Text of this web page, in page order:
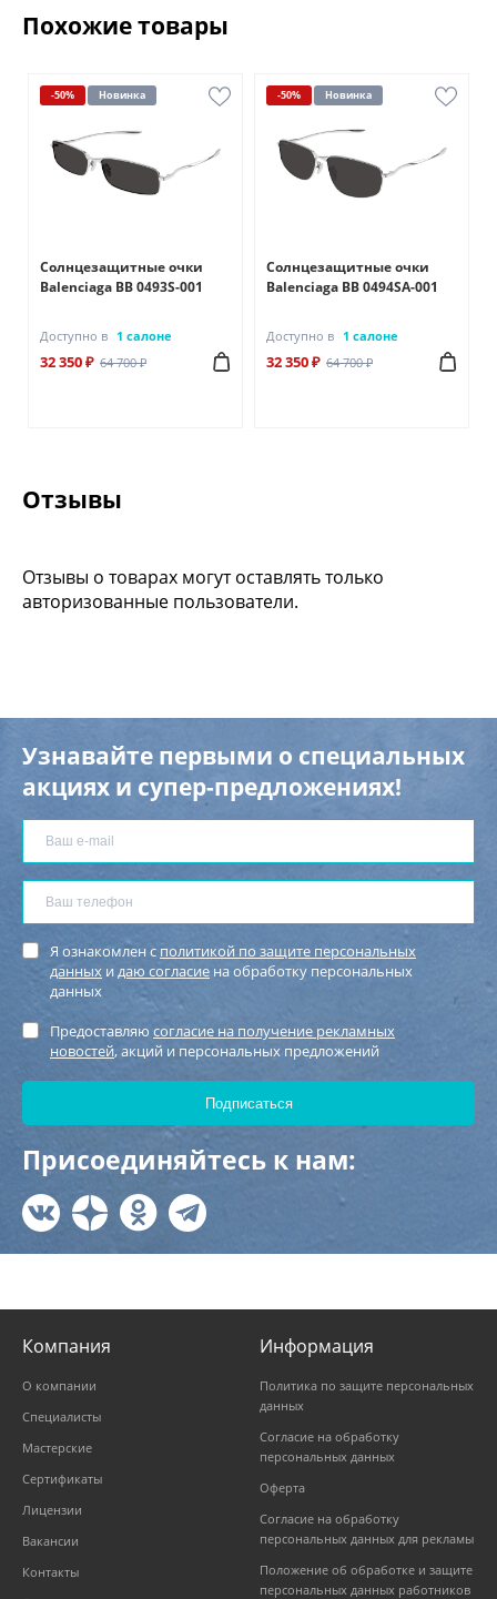
Похожие товары
-50% Новинка
Солнцезащитные очки
Balenciaga BB 0493S-001
Доступно в 1 салоне
32 350 ₽ 64 700 ₽
-50% Новинка
Солнцезащитные очки
Balenciaga BB 0494SA-001
Доступно в 1 салоне
32 350 ₽ 64 700 ₽
Отзывы
Отзывы о товарах могут оставлять только
авторизованные пользователи.
Узнавайте первыми о специальных
акциях и супер-предложениях!
Я ознакомлен с политикой по защите персональных
данных и даю согласие на обработку персональных
данных
Предоставляю согласие на получение рекламных
новостей, акций и персональных предложений
Присоединяйтесь к нам:
Компания
О компании
Специалисты
Мастерские
Сертификаты
Лицензии
Вакансии
Контакты
Информация
Политика по защите персональных
данных
Согласие на обработку
персональных данных
Оферта
Согласие на обработку
персональных данных для рекламы
Положение об обработке и защите
персональных данных работников